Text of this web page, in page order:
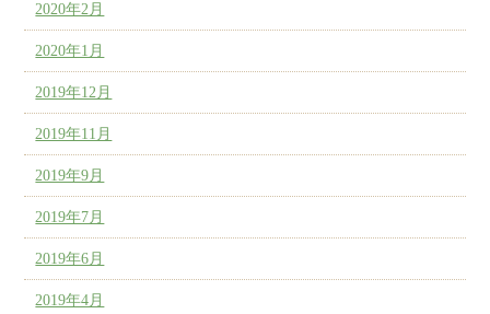
2020年2月
2020年1月
2019年12月
2019年11月
2019年9月
2019年7月
2019年6月
2019年4月